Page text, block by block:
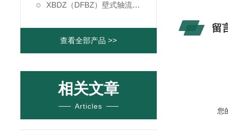
XBDZ（DFBZ）壁式轴流风机
查看全部产品 >>
相关文章
Articles
留
您